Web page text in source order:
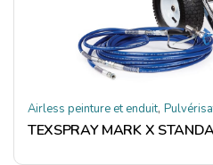
Airless peinture et enduit,
TEXSPRAY MARK X